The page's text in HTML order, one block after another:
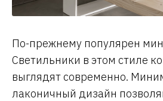
По-прежнему популярен
Светильники в этом стиле
выглядят современно.
лаконичный дизайн